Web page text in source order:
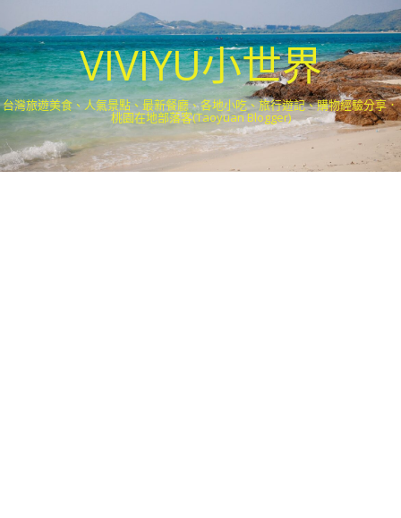
VIVIYU小世界
台灣旅遊美食、人氣景點、最新餐廳、各地小吃、旅行遊記、購物經驗分享．
桃園在地部落客(Taoyuan Blogger)